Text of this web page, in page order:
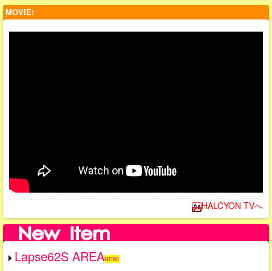
MOVIE!
HALCYON TVへ
Lapse62S AREANEW!